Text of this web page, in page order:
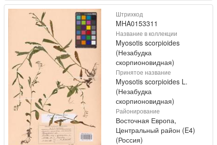
Штрихкод
MHA0153311
Название в коллекции
Myosotis scorpioides
(Незабудка
скорпионовидная)
Принятое название
Myosotis scorpioides L.
(Незабудка
скорпионовидная)
Районирование
Восточная Европа,
Центральный район (E4)
(Россия)